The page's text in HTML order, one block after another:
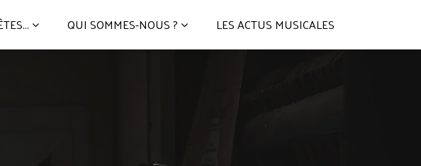
QUI SOMMES-NOUS ? LES ACTUS MUSICALES